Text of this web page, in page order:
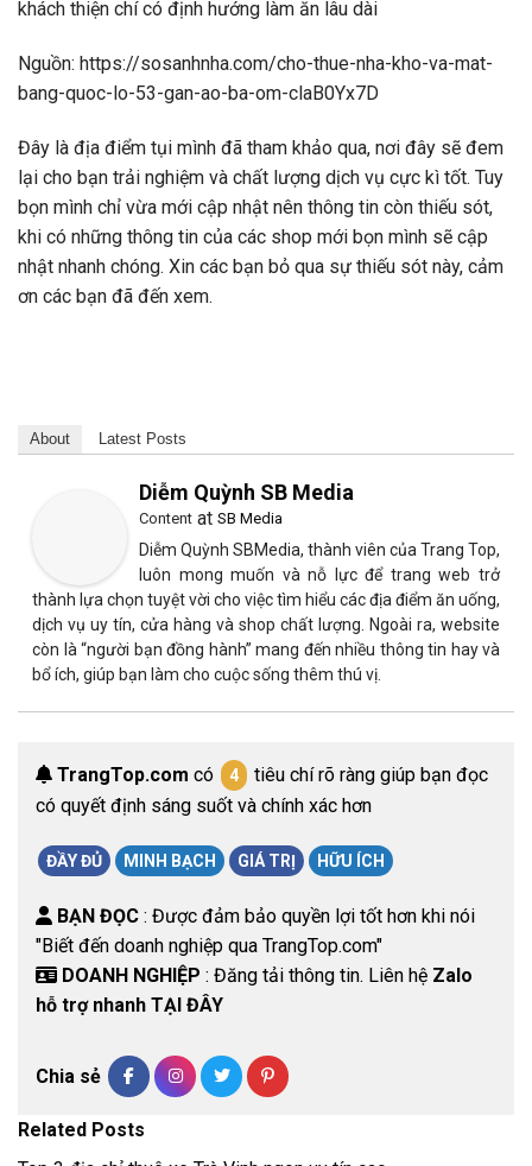
khách thiện chí có định hướng làm ăn lâu dài
Nguồn: https://sosanhnha.com/cho-thue-nha-kho-va-mat-
bang-quoc-lo-53-gan-ao-ba-om-claB0Yx7D
Đây là địa điểm tụi mình đã tham khảo qua, nơi đây sẽ đem
lại cho bạn trải nghiệm và chất lượng dịch vụ cực kì tốt. Tuy
bọn mình chỉ vừa mới cập nhật nên thông tin còn thiếu sót,
khi có những thông tin của các shop mới bọn mình sẽ cập
nhật nhanh chóng. Xin các bạn bỏ qua sự thiếu sót này, cảm
ơn các bạn đã đến xem.
About Latest Posts
Diễm Quỳnh SB Media
Content at SB Media
Diễm Quỳnh SBMedia, thành viên của Trang Top,
luôn mong muốn và nỗ lực để trang web trở
thành lựa chọn tuyệt vời cho việc tìm hiểu các địa điểm ăn uống,
dịch vụ uy tín, cửa hàng và shop chất lượng. Ngoài ra, website
còn là “người bạn đồng hành” mang đến nhiều thông tin hay và
bổ ích, giúp bạn làm cho cuộc sống thêm thú vị.
TrangTop.com có 4
tiêu chí rõ ràng giúp bạn đọc
có quyết định sáng suốt và chính xác hơn
ĐẦY ĐỦ MINH BẠCH GIÁ TRỊ HỮU ÍCH
BẠN ĐỌC : Được đảm bảo quyền lợi tốt hơn khi nói
"Biết đến doanh nghiệp qua TrangTop.com"
DOANH NGHIỆP : Đăng tải thông tin. Liên hệ Zalo
hỗ trợ nhanh TẠI ĐÂY
Chia sẻ
Related Posts